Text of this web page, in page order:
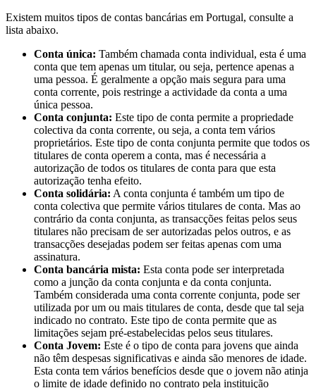
Existem muitos tipos de contas bancárias em Portugal, consulte a
lista abaixo.
Conta única: Também chamada conta individual, esta é uma
conta que tem apenas um titular, ou seja, pertence apenas a
uma pessoa. É geralmente a opção mais segura para uma
conta corrente, pois restringe a actividade da conta a uma
única pessoa.
Conta conjunta: Este tipo de conta permite a propriedade
colectiva da conta corrente, ou seja, a conta tem vários
proprietários. Este tipo de conta conjunta permite que todos os
titulares de conta operem a conta, mas é necessária a
autorização de todos os titulares de conta para que esta
autorização tenha efeito.
Conta solidária: A conta conjunta é também um tipo de
conta colectiva que permite vários titulares de conta. Mas ao
contrário da conta conjunta, as transacções feitas pelos seus
titulares não precisam de ser autorizadas pelos outros, e as
transacções desejadas podem ser feitas apenas com uma
assinatura.
Conta bancária mista: Esta conta pode ser interpretada
como a junção da conta conjunta e da conta conjunta.
Também considerada uma conta corrente conjunta, pode ser
utilizada por um ou mais titulares de conta, desde que tal seja
indicado no contrato. Este tipo de conta permite que as
limitações sejam pré-estabelecidas pelos seus titulares.
Conta Jovem: Este é o tipo de conta para jovens que ainda
não têm despesas significativas e ainda são menores de idade.
Esta conta tem vários benefícios desde que o jovem não atinja
o limite de idade definido no contrato pela instituição